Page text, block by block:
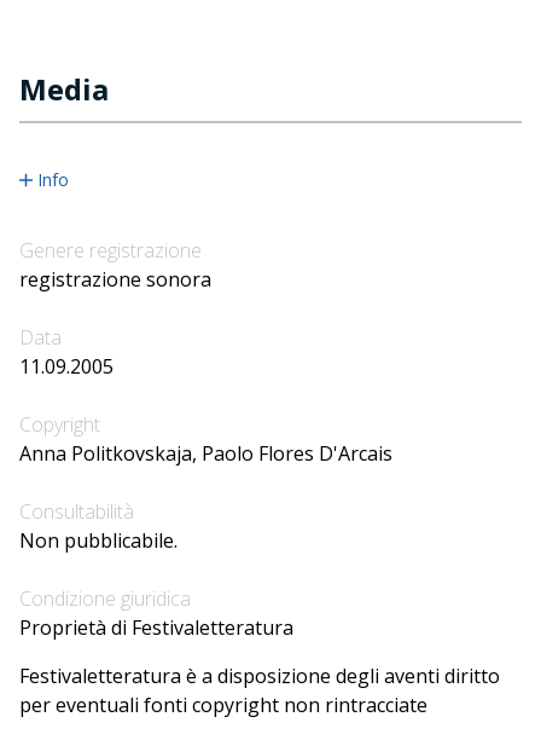
Media
Info
Genere registrazione
registrazione sonora
Data
11.09.2005
Copyright
Anna Politkovskaja, Paolo Flores D'Arcais
Consultabilità
Non pubblicabile.
Condizione giuridica
Proprietà di Festivaletteratura
Festivaletteratura è a disposizione degli aventi diritto
per eventuali fonti copyright non rintracciate